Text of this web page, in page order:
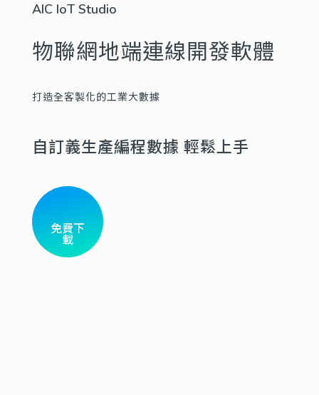
AIC IoT Studio
物聯網地端連線開發軟體
打造全客製化的工業大數據
自訂義生產編程數據 輕鬆上手
免費下
載